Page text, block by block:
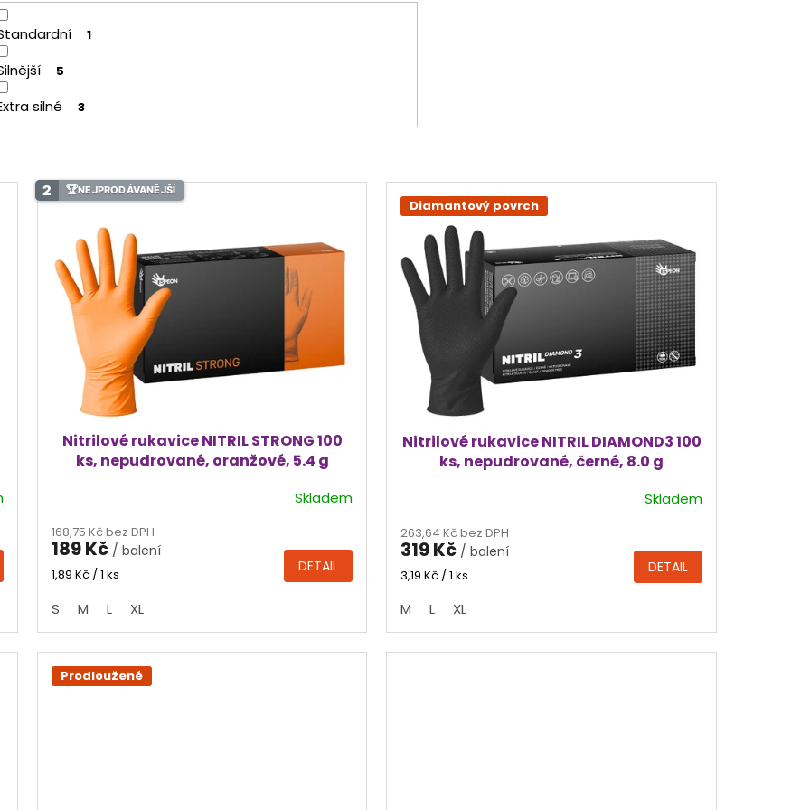
1
5
silné 3
Nitrilové rukavice NITRIL STRONG 100
ks, nepudrované, oranžové, 5.4 g
produktu
je
4,9
5
Skladem
168,75 Kč bez DPH
189 Kč / balení
Měrná
1,89 Kč / 1 ks DETAIL
S M L XL
2 🏆NEJPRODÁVANĚJŠÍ
Diamantový povrch
Nitrilové rukavice NITRIL DIAMOND3 100
ks, nepudrované, černé, 8.0 g
produktu
je
4,9
5
hvězdiček.
Skladem
263,64 Kč bez DPH
319 Kč / balení
Měrná
3,19 Kč / 1 ks DETAIL
M L XL
Prodloužené